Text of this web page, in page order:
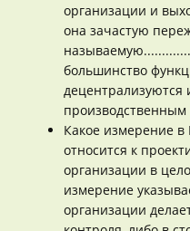
организации и
она зачастую
большинство
децентрализуются
Какое измерение
относится к
организации в
измерение
организации